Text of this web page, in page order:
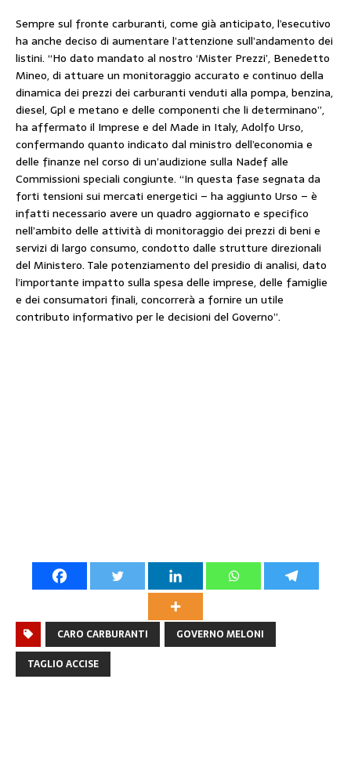
Sempre sul fronte carburanti, come già anticipato, l’esecutivo
ha anche deciso di aumentare l’attenzione sull’andamento dei
listini. “Ho dato mandato al nostro ‘Mister Prezzi’, Benedetto
Mineo, di attuare un monitoraggio accurato e continuo della
dinamica dei prezzi dei carburanti venduti alla pompa, benzina,
diesel, Gpl e metano e delle componenti che li determinano”,
ha affermato il Imprese e del Made in Italy, Adolfo Urso,
confermando quanto indicato dal ministro dell’economia e
delle finanze nel corso di un’audizione sulla Nadef alle
Commissioni speciali congiunte. “In questa fase segnata da
forti tensioni sui mercati energetici – ha aggiunto Urso – è
infatti necessario avere un quadro aggiornato e specifico
nell’ambito delle attività di monitoraggio dei prezzi di beni e
servizi di largo consumo, condotto dalle strutture direzionali
del Ministero. Tale potenziamento del presidio di analisi, dato
l’importante impatto sulla spesa delle imprese, delle famiglie
e dei consumatori finali, concorrerà a fornire un utile
contributo informativo per le decisioni del Governo”.
CARO CARBURANTI
GOVERNO MELONI
TAGLIO ACCISE